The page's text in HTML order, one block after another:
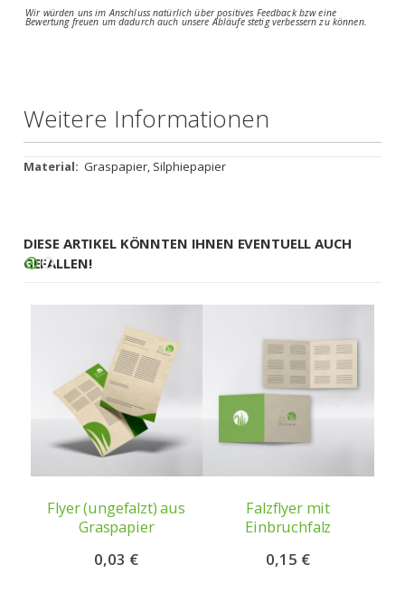
Wir würden uns im Anschluss natürlich über positives Feedback bzw eine
Bewertung freuen um dadurch auch unsere Abläufe stetig verbessern zu können.
Weitere Informationen
Weitere
Graspapier, Silphiepapier
DIESE ARTIKEL KÖNNTEN IHNEN EVENTUELL AUCH
GEFALLEN!
Flyer (ungefalzt) aus
Graspapier
0,03 €
Falzflyer mit
Einbruchfalz
0,15 €